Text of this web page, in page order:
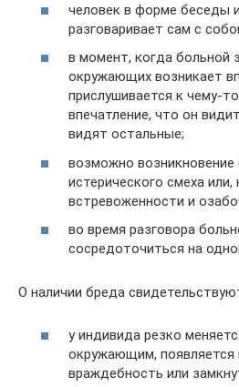
человек в форме беседы
разговаривает сам с
в момент, когда больной
окружающих возникает
прислушивается к чему-
впечатление, что он
видят остальные;
возможно возникновение
истерического смеха или,
встревоженности и
во время разговора
сосредоточиться на
О наличии бреда
у индивида резко
окружающим, появляется
враждебность или